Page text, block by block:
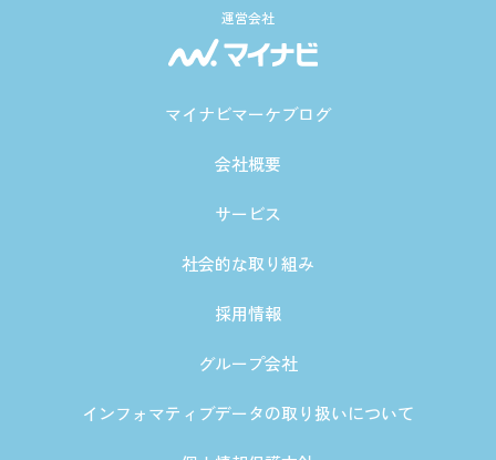
運営会社
マイナビマーケブログ
会社概要
サービス
社会的な取り組み
採用情報
グループ会社
インフォマティブデータの取り扱いについて